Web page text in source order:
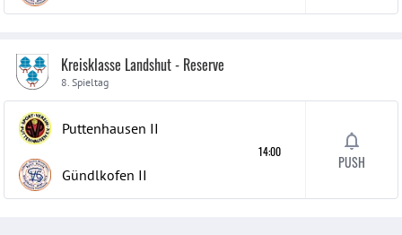
Kreisklasse Landshut - Reserve
8. Spieltag
Puttenhausen II
Gündlkofen II
14:00
PUSH